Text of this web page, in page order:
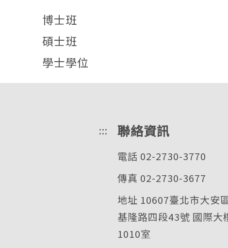
博士班
碩士班
學士學位
::: 聯絡資訊
電話 02-2730-3770
傳真 02-2730-3677
地址 10607臺北市大安
基隆路四段43號 國際大
1010室